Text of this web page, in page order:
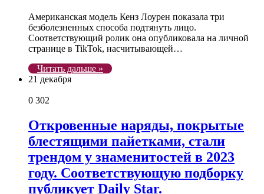
Американская модель Кенз Лоурен показала три
безболезненных способа подтянуть лицо.
Соответствующий ролик она опубликовала на личной
странице в TikTok, насчитывающей…
Читать дальше »
21 декабря
0 302
Откровенные наряды, покрытые
блестящими пайетками, стали
трендом у знаменитостей в 2023
году. Соответствующую подборку
публикует Daily Star.